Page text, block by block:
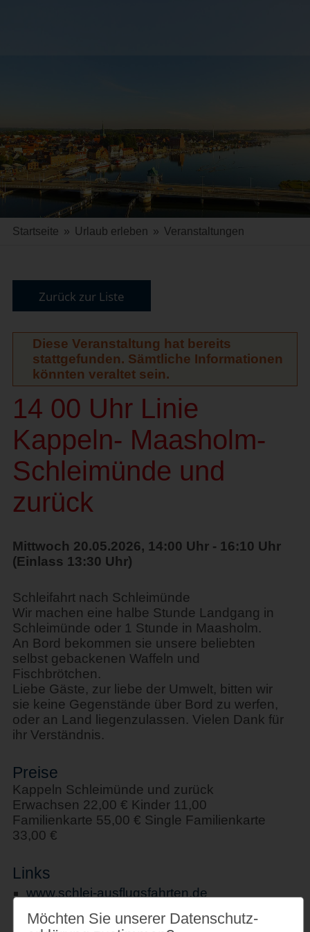
Startseite » Urlaub erleben » Veranstaltungen
Zurück zur Liste
Diese Veranstaltung hat bereits
stattgefunden. Sämtliche Informationen
könnten veraltet sein.
14 00 Uhr Linie
Kappeln- Maasholm-
Schleimünde und
zurück
Mittwoch 20.05.2026, 14:00 Uhr - 16:10 Uhr
(Einlass 13:30 Uhr)
Schleifahrt nach Schleimünde
Wir machen eine halbe Stunde Landgang in
Schleimünde oder 1 Stunde in Maasholm.
An Bord bekommen sie unsere beliebten
selbst gebackenen Waffeln und
Fischbrötchen.
Liebe Gäste, zur liebe der Umwelt, bitten wir
sie keine Gegenstände über Bord zu werfen,
oder an Land liegenzulassen. Vielen Dank für
ihr Verständnis.
Preise
Kappeln Schleimünde und zurück
Erwachsen 22,00 € Kinder 11,00
Familienkarte 55,00 € Single Familienkarte
33,00 €
Links
www.schlei-ausflugsfahrten.de
Möchten Sie unserer Datenschutz­